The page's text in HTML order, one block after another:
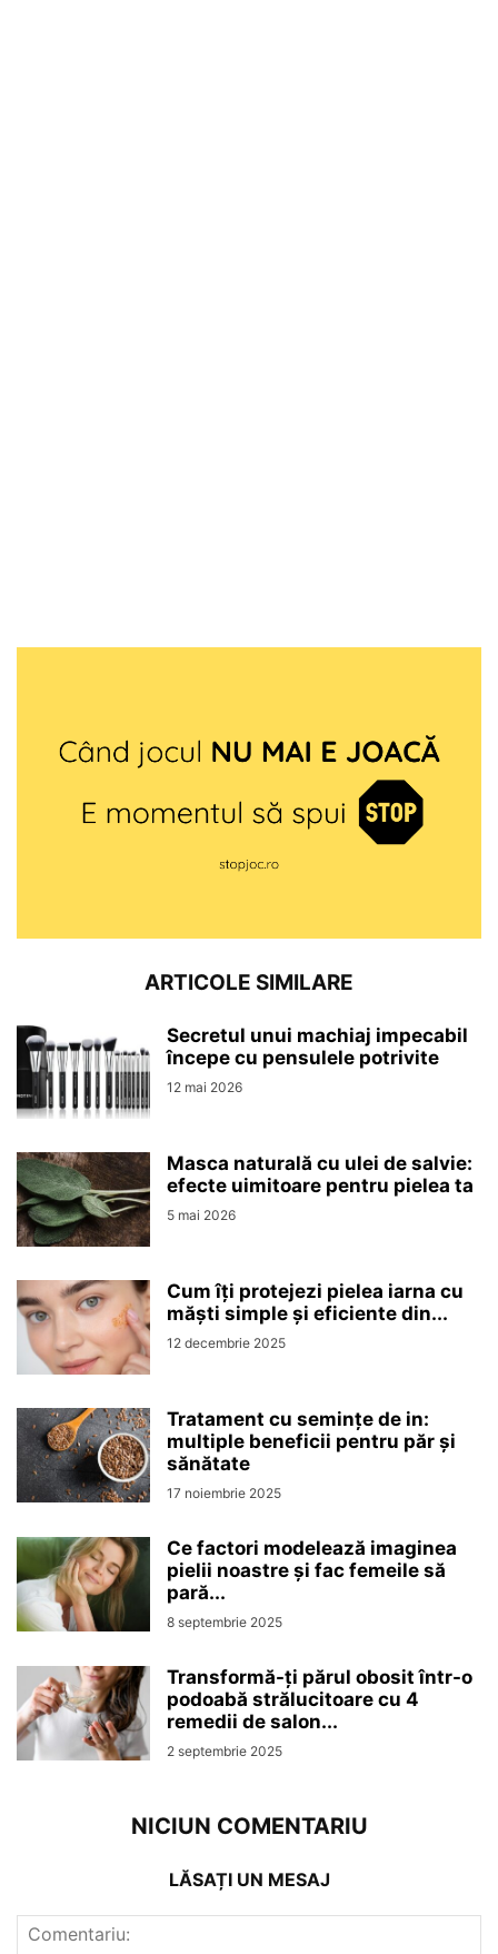
ARTICOLE SIMILARE
Secretul unui machiaj impecabil
începe cu pensulele potrivite
12 mai 2026
Masca naturală cu ulei de salvie:
efecte uimitoare pentru pielea ta
5 mai 2026
Cum îți protejezi pielea iarna cu
măști simple și eficiente din...
12 decembrie 2025
Tratament cu semințe de in:
multiple beneficii pentru păr și
sănătate
17 noiembrie 2025
Ce factori modelează imaginea
pielii noastre și fac femeile să
pară...
8 septembrie 2025
Transformă-ți părul obosit într-o
podoabă strălucitoare cu 4
remedii de salon...
2 septembrie 2025
NICIUN COMENTARIU
LĂSAȚI UN MESAJ